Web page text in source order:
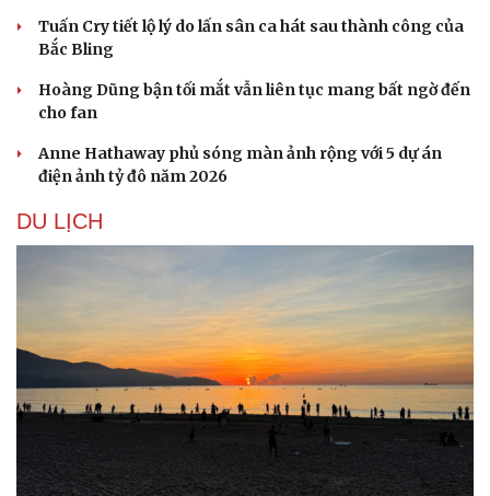
Tuấn Cry tiết lộ lý do lấn sân ca hát sau thành công của
Bắc Bling
Hoàng Dũng bận tối mắt vẫn liên tục mang bất ngờ đến
cho fan
Anne Hathaway phủ sóng màn ảnh rộng với 5 dự án
điện ảnh tỷ đô năm 2026
DU LỊCH